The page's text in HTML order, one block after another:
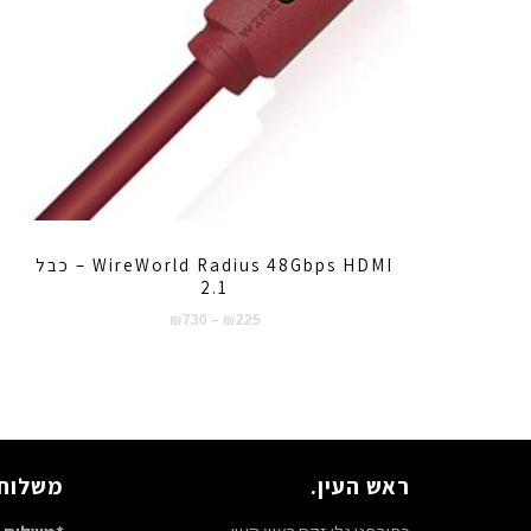
WireWorld Radius 48Gbps HDMI – כבל
2.1
₪ 225
–
₪ 730
ראש העין.